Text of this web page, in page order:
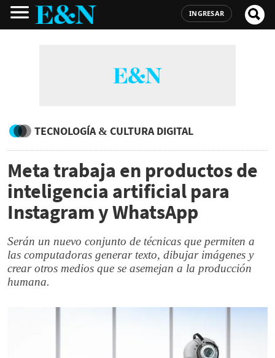
INGRESAR
TECNOLOGÍA & CULTURA DIGITAL
Meta trabaja en productos de
inteligencia artificial para
Instagram y WhatsApp
Serán un nuevo conjunto de técnicas que permiten a
las computadoras generar texto, dibujar imágenes y
crear otros medios que se asemejan a la producción
humana.